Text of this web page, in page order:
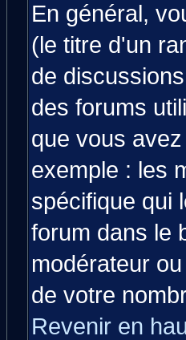
En général,
(le titre d'un
de
des forums
que vous
exemple : les
spécifique qui
forum dans le
modérateur
de votre
Revenir en